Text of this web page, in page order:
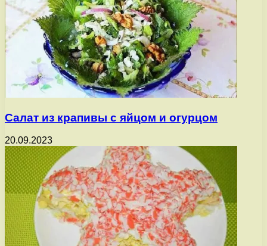
Салат из крапивы с яйцом и огурцом
20.09.2023